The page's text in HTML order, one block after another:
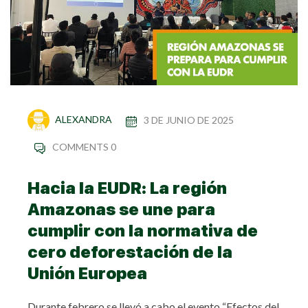
ALEXANDRA 3 DE JUNIO DE 2025
COMMENTS 0
Hacia la EUDR: La región
Amazonas se une para
cumplir con la normativa de
cero deforestación de la
Unión Europea